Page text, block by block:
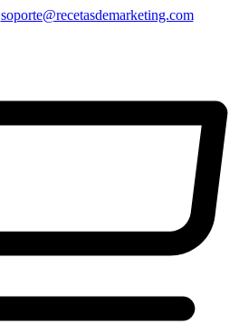
soporte@recetasdemarketing.com